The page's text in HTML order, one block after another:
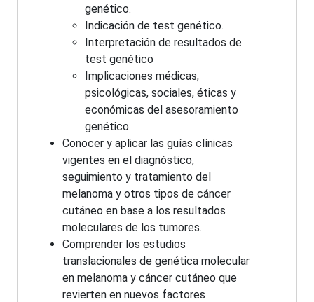
genético.
Indicación de test genético.
Interpretación de resultados de
test genético
Implicaciones médicas,
psicológicas, sociales, éticas y
económicas del asesoramiento
genético.
Conocer y aplicar las guías clínicas
vigentes en el diagnóstico,
seguimiento y tratamiento del
melanoma y otros tipos de cáncer
cutáneo en base a los resultados
moleculares de los tumores.
Comprender los estudios
translacionales de genética molecular
en melanoma y cáncer cutáneo que
revierten en nuevos factores